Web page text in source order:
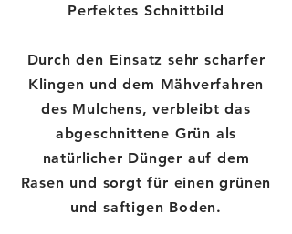
Perfektes Schnittbild
Durch den Einsatz sehr scharfer
Klingen und dem Mähverfahren
des Mulchens, verbleibt das
abgeschnittene Grün als
natürlicher Dünger auf dem
Rasen und sorgt für einen grünen
und saftigen Boden.